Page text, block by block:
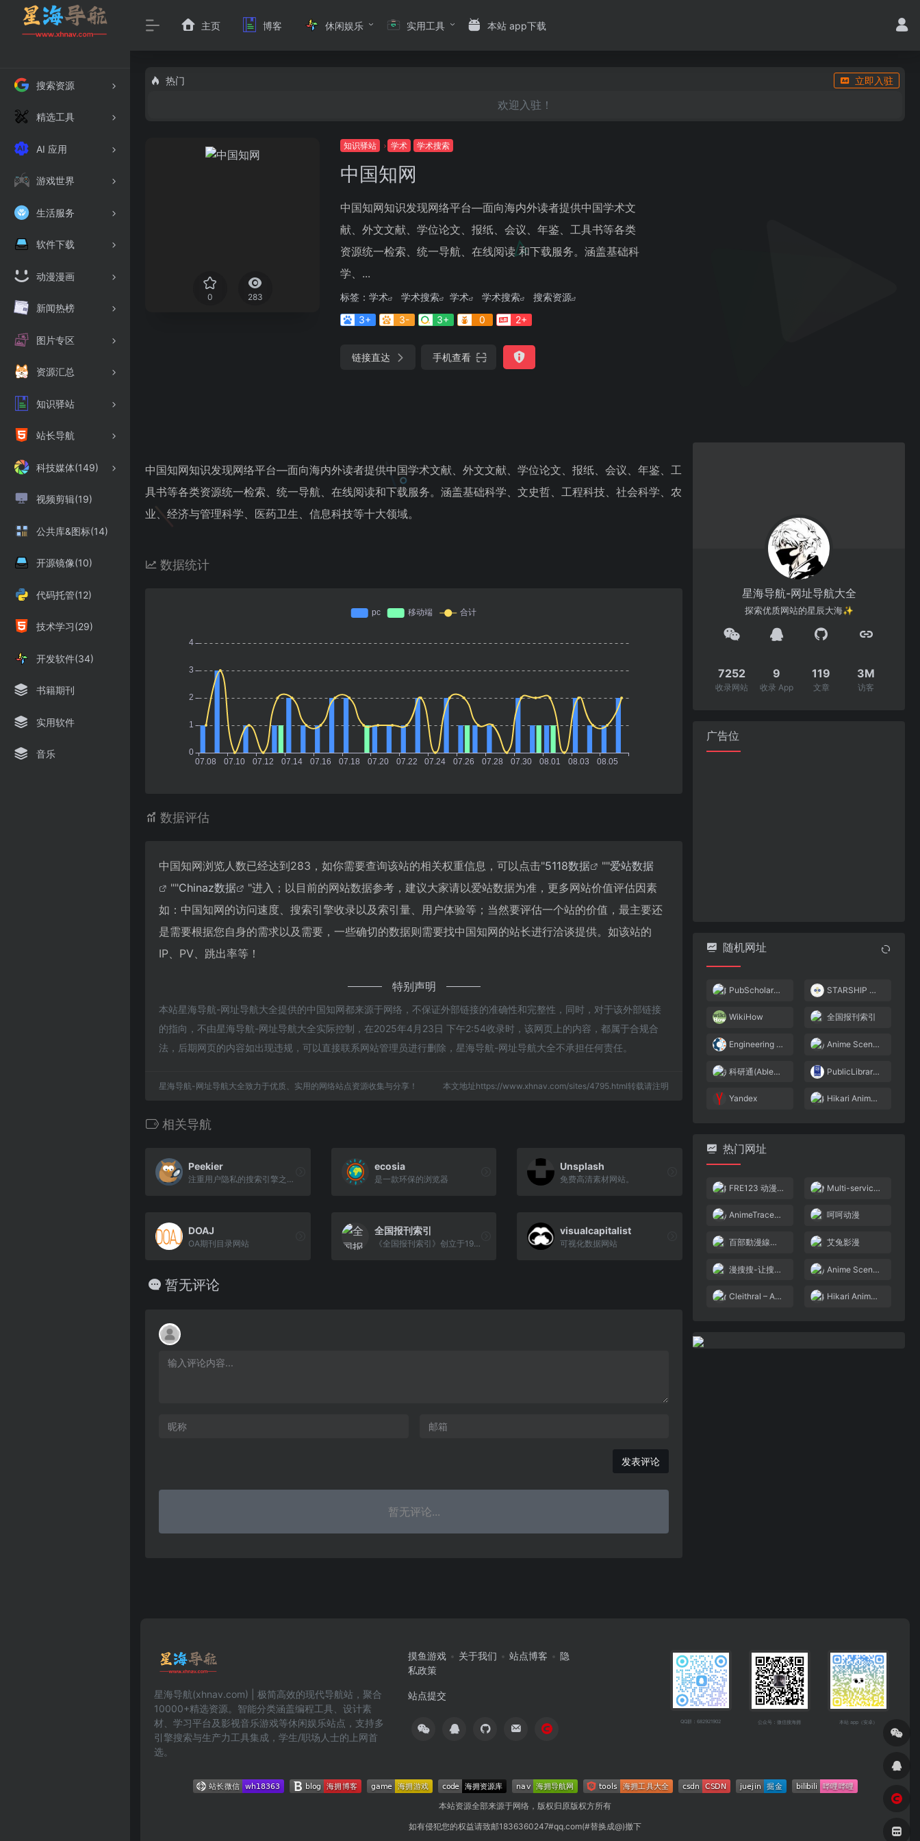
搜索资源
精选工具
AI 应用
游戏世界
生活服务
软件下载
动漫漫画
新闻热榜
图片专区
资源汇总
知识驿站
站长导航
科技媒体(149)
视频剪辑(19)
公共库&图标(14)
开源镜像(10)
代码托管(12)
技术学习(29)
开发软件(34)
书籍期刊
实用软件
音乐
主页 博客 休闲娱乐 实用工具 本站 app下载
热门 立即入驻
欢迎入驻！
0 283
知识驿站 学术 学术搜索
中国知网
中国知网知识发现网络平台—面向海内外读者提供中国学术文
献、外文文献、学位论文、报纸、会议、年鉴、工具书等各类
资源统一检索、统一导航、在线阅读 和下载服务。涵盖基础科
学、...
标签： 学术 学术搜索 学术 学术搜索
搜索资源
3+
3- 3+ 0 2+
链接直达 手机查看
中国知网知识发现网络平台—面向海内外读者提供中国学术文献、外文文献、学位论文、报纸、会议、年鉴、工
具书等各类资源统一检索、统一导航、在线阅读和下载服务。涵盖基础科学、文史哲、工程科技、社会科学、农
业、经济与管理科学、医药卫生、信息科技等十大领域。
数据统计
数据评估
中国知网浏览人数已经达到283，如你需要查询该站的相关权重信息，可以点击"5118数据 ""爱站数据
""Chinaz数据
"进入；以目前的网站数据参考，建议大家请以爱站数据为准，更多网站价值评估因素
如：中国知网的访问速度、搜索引擎收录以及索引量、用户体验等；当然要评估一个站的价值，最主要还
是需要根据您自身的需求以及需要，一些确切的数据则需要找中国知网的站长进行洽谈提供。如该站的
IP、PV、跳出率等！
特别声明
本站星海导航-网址导航大全提供的中国知网都来源于网络，不保证外部链接的准确性和完整性，同时，对于该外部链接
的指向，不由星海导航-网址导航大全实际控制，在2025年4月23日 下午2:54收录时，该网页上的内容，都属于合规合
法，后期网页的内容如出现违规，可以直接联系网站管理员进行删除，星海导航-网址导航大全不承担任何责任。
星海导航-网址导航大全致力于优质、实用的网络站点资源收集与分享！ 本文地址https://www.xhnav.com/sites/4795.html转载请注明
相关导航
Peekier
注重用户隐私的搜索引擎之一，搜索速度较快
ecosia
是一款环保的浏览器
Unsplash
免费高清素材网站。
DOAJ
OA期刊目录网站
全国报刊索引
《全国报刊索引》创立于1955年，是上海图书馆（上海科学技术情报研究所）主管主办，收录数据最早可回溯至1833年，采用中国图书馆分类法进行分类揭示，收录文献总量5000余万篇，年更新数据逾500万条，汇集报刊数量逾50000种，全面涵盖社会科学、自然科学等各个领域。
visualcapitalist
可视化数据网站
暂无评论
发表评论
暂无评论...
星海导航-网址导航大全
探索优质网站的星辰大海✨
7252
收录网站
9
收录 App
119
文章
3M
访客
广告位
随机网址
PubScholar公益学术平台 STARSHIP DIMENSIONS
WikiHow 全国报刊索引
Engineering & Science Anime Scene Search Engine – trace.moe
科研通(AbleSci.com) PublicLibrary of Science
Yandex Hikari Anime Image Search
热门网址
FRE123 动漫搜索引擎 Multi-service image search
AnimeTrace-以图识番-在线AI识番引擎|日漫识别|动漫查询|动漫基因库 呵呵动漫
百部動漫線上看! 秒播不卡!! – 第二維度 艾兔影漫
漫搜搜-让搜番变得更简单~ Anime Scene Search Engine – trace.moe
Cleithral – Anime Search by Image, GIF, or Video Hikari Anime Image Search
星海导航(xhnav.com) | 极简高效的现代导航站，聚合
10000+精选资源。智能分类涵盖编程工具、设计素
材、学习平台及影视音乐游戏等休闲娱乐站点，支持多
引擎搜索与生产力工具集成，学生/职场人士的上网首
选。
摸鱼游戏 关于我们 站点博客
隐
私政策
站点提交
QQ群：682921902 公众号：微信搜海拥 本站 app（安卓）
本站资源全部来源于网络，版权归原版权方所有
如有侵犯您的权益请致邮1836360247#qq.com(#替换成@)撤下